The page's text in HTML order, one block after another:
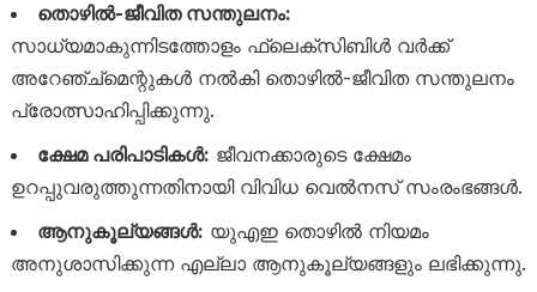
തൊഴിൽ-ജീവിത സന്തുലനം:
സാധ്യമാകുന്നിടത്തോളം ഫ്ലെക്സിബിൾ വർക്ക്
അറേഞ്ച്മെന്റുകൾ നൽകി തൊഴിൽ-ജീവിത സന്തുലനം
പ്രോത്സാഹിപ്പിക്കുന്നു.
ക്ഷേമ പരിപാടികൾ: ജീവനക്കാരുടെ ക്ഷേമം
ഉറപ്പുവരുത്തുന്നതിനായി വിവിധ വെൽനസ് സംരംഭങ്ങൾ.
ആനുകൂല്യങ്ങൾ: യുഎഇ തൊഴിൽ നിയമം
അനുശാസിക്കുന്ന എല്ലാ ആനുകൂല്യങ്ങളും ലഭിക്കുന്നു.